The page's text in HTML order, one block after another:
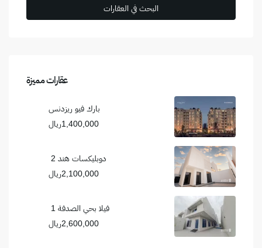
عقارات مميزة
بارك فيو ريزدنس
1,400,000ريال
دوبليكسات هند 2
2,100,000ريال
فيلا بحي الصدفة 1
2,600,000ريال